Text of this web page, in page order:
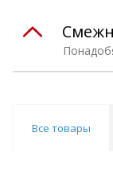
Все товары